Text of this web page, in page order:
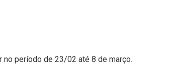
no período de 23/02 até 8 de março.